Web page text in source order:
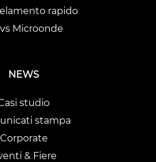
rapido
vs Microonde
NEWS
studio
stampa
Corporate
& Fiere